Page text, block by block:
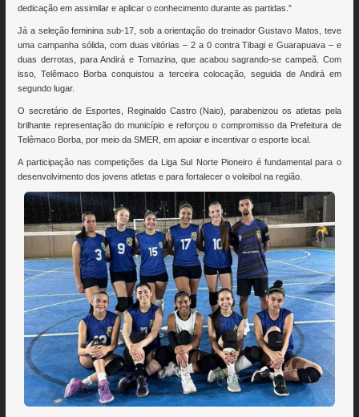
dedicação em assimilar e aplicar o conhecimento durante as partidas.”
Já a seleção feminina sub-17, sob a orientação do treinador Gustavo Matos, teve
uma campanha sólida, com duas vitórias – 2 a 0 contra Tibagi e Guarapuava – e
duas derrotas, para Andirá e Tomazina, que acabou sagrando-se campeã. Com
isso, Telêmaco Borba conquistou a terceira colocação, seguida de Andirá em
segundo lugar.
O secretário de Esportes, Reginaldo Castro (Naio), parabenizou os atletas pela
brilhante representação do município e reforçou o compromisso da Prefeitura de
Telêmaco Borba, por meio da SMER, em apoiar e incentivar o esporte local.
A participação nas competições da Liga Sul Norte Pioneiro é fundamental para o
desenvolvimento dos jovens atletas e para fortalecer o voleibol na região.